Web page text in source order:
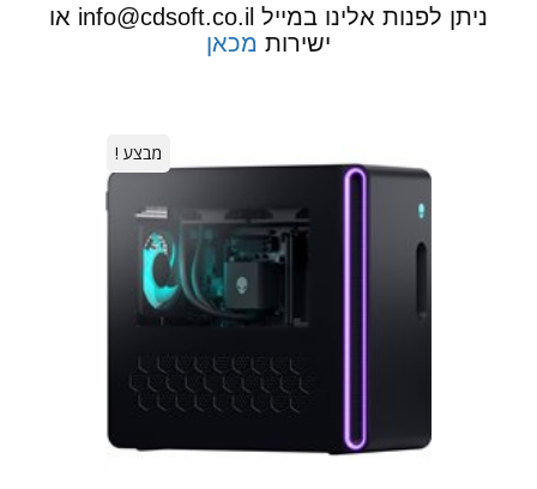
ניתן לפנות אלינו במייל info@cdsoft.co.il או
ישירות מכאן
מבצע !